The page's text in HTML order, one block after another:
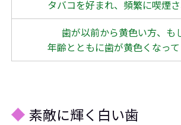
タバコを好まれ、頻繁に喫煙さ
歯が以前から黄色い方、も
年齢とともに歯が黄色くなって
素敵に輝く白い歯